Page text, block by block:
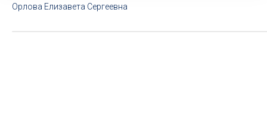
Орлова Елизавета Сергеевна